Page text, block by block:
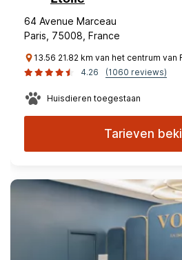
64 Avenue Marceau
Paris, 75008, France
13.56 21.82 km van het centrum
4.26
(1060 reviews)
Huisdieren toegestaan
Tarieven